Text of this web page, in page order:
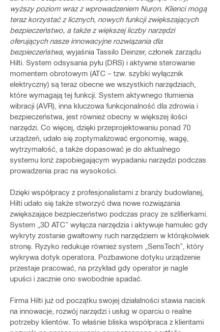
wyższy poziom wraz z wprowadzeniem Nuron. Klienci mogą
teraz korzystać z licznych, nowych funkcji zwiększających
bezpieczeństwo, a także z większej liczby narzędzi
oferujących nasze innowacyjne rozwiązania dla
bezpieczeństwa, wyjaśnia Tassilo Deinzer, członek zarządu
Hilti. System odsysania pyłu (DRS) i aktywne sterowanie
momentem obrotowym (ATC – tzw. szybki wyłącznik
elektryczny) są teraz obecne we wszystkich narzędziach,
które wymagają tej funkcji. System aktywnego tłumienia
wibracji (AVR), inna kluczowa funkcjonalność dla zdrowia i
bezpieczeństwa, jest również obecny w większej ilości
narzędzi. Co więcej, dzięki przeprojektowaniu ponad 70
urządzeń, udało się zoptymalizować ergonomię, wagę,
wytrzymałość, a także dopasować je do aktualnego
systemu lonż zapobiegającym wypadaniu narzędzi podczas
prowadzenia prac na wysokości.
Dzięki współpracy z profesjonalistami z branży budowlanej,
Hilti udało się także stworzyć dwa nowe rozwiązania
zwiększające bezpieczeństwo podczas pracy ze szlifierkami.
System „3D ATC” wyłącza narzędzia i aktywuje hamulec gdy
wykryty zostanie gwałtowny ruch narzędziem w którąkolwiek
stronę. Ryzyko redukuje również system „SensTech”, który
wykrywa dotyk operatora. Pozbawione dotyku urządzenie
przestaje pracować, na przykład gdy operator je nagle
upuści i zacznie ono swobodnie spadać.
Firma Hilti już od początku swojej działalności stawia nacisk
na innowacje, rozwój narzędzi i usług w oparciu o realne
potrzeby klientów. To właśnie bliska współpraca z klientami